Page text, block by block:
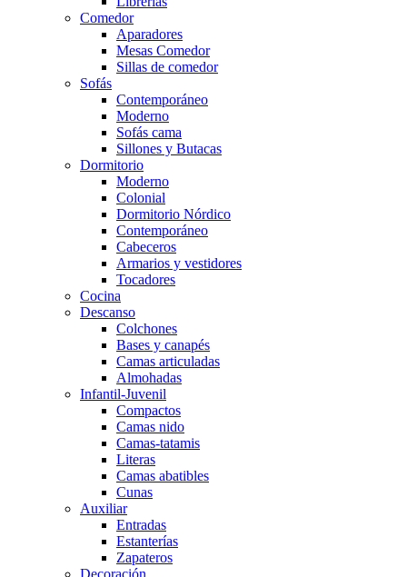
Comedor
Aparadores
Mesas Comedor
Sillas de comedor
Sofás
Contemporáneo
Moderno
Sofás cama
Sillones y Butacas
Dormitorio
Moderno
Colonial
Dormitorio Nórdico
Contemporáneo
Cabeceros
Armarios y vestidores
Tocadores
Cocina
Descanso
Colchones
Bases y canapés
Camas articuladas
Almohadas
Infantil-Juvenil
Compactos
Camas nido
Camas-tatamis
Literas
Camas abatibles
Cunas
Auxiliar
Entradas
Estanterías
Zapateros
Decoración